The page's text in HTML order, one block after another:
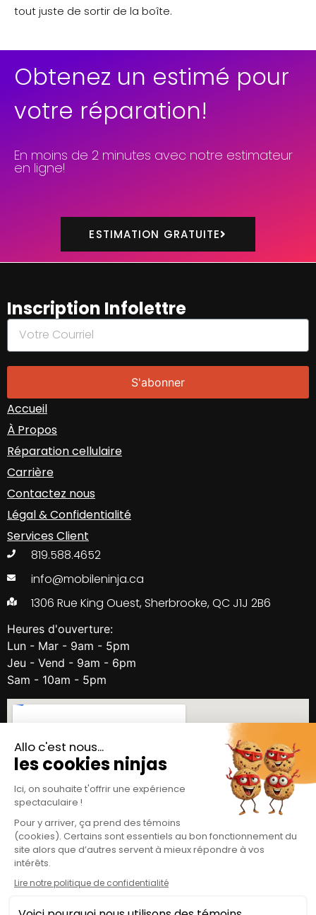
tout juste de sortir de la boîte.
Obtenez un estimé pour
votre réparation!
En moins de 2 minutes avec notre estimateur
en ligne!
ESTIMATION GRATUITE
Inscription Infolettre
S'abonner
Accueil
À Propos
Réparation cellulaire
Carrière
Contactez nous
Légal & Confidentialité
Services Client
819.588.4652
info@mobileninja.ca
1306 Rue King Ouest, Sherbrooke, QC J1J 2B6
Heures d'ouverture:
Lun - Mar - 9am - 5pm
Jeu - Vend - 9am - 6pm
Sam - 10am - 5pm